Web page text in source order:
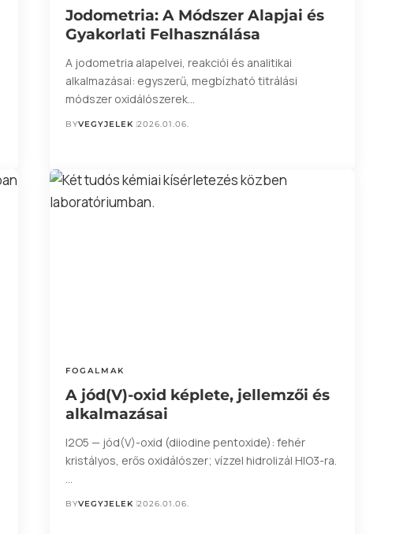
Jodometria: A Módszer Alapjai és
Gyakorlati Felhasználása
A jodometria alapelvei, reakciói és analitikai
alkalmazásai: egyszerű, megbízható titrálási
módszer oxidálószerek…
BYVEGYJELEK 2026.01.06.
FOGALMAK
A jód(V)-oxid képlete, jellemzői és
alkalmazásai
I2O5 — jód(V)-oxid (diiodine pentoxide): fehér
kristályos, erős oxidálószer; vízzel hidrolizál HIO3-ra.
BYVEGYJELEK 2026.01.06.